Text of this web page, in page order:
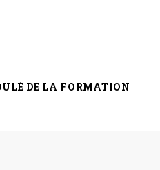
DE LA FORMATION